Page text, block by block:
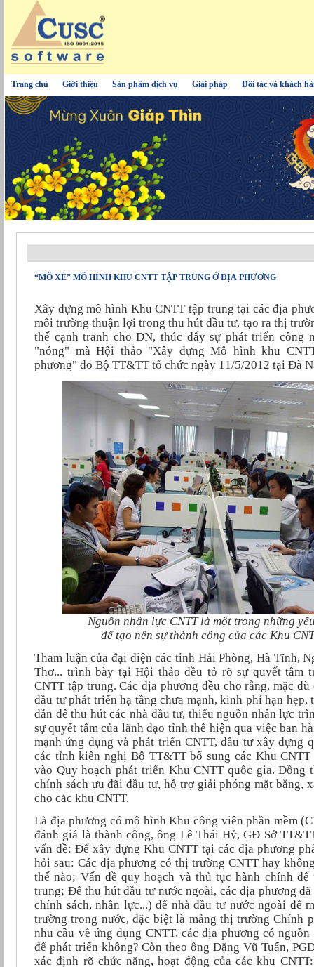
Trang chủ Giới thiệu Sản phẩm dịch vụ Giải pháp Đối tác và khách
“MỔ XẺ” MÔ HÌNH KHU CNTT TẬP TRUNG Ở ĐỊA PHƯƠNG
Xây dựng mô hình Khu CNTT tập trung tại các địa
môi trường thuận lợi trong thu hút đầu tư, tạo ra thị
thế cạnh tranh cho DN, thúc đẩy sự phát triển công
"nóng" mà Hội thảo "Xây dựng Mô hình khu
phương" do Bộ TT&TT tổ chức ngày 11/5/2012 tại Đà
Nguồn nhân lực CNTT là một trong những
để tạo nên sự thành công của các Khu
Tham luận của đại diện các tỉnh Hải Phòng, Hà Tĩnh,
Thơ... trình bày tại Hội thảo đều tỏ rõ sự quyết tâm
CNTT tập trung. Các địa phương đều cho rằng, mặc
đầu tư phát triển hạ tầng chưa mạnh, kinh phí hạn hẹp,
dẫn để thu hút các nhà đầu tư, thiếu nguồn nhân lực
sự quyết tâm của lãnh đạo tỉnh thể hiện qua việc ban
mạnh ứng dụng và phát triển CNTT, đầu tư xây dựng
các tỉnh kiến nghị Bộ TT&TT bổ sung các Khu
vào Quy hoạch phát triển Khu CNTT quốc gia. Đồng
chính sách ưu đãi đầu tư, hỗ trợ giải phóng mặt bằng,
cho các khu CNTT.
Là địa phương có mô hình Khu công viên phần mềm
đánh giá là thành công, ông Lê Thái Hỷ, GĐ Sở
vấn đề: Để xây dựng Khu CNTT tại các địa phương
hỏi sau: Các địa phương có thị trường CNTT hay
thế nào; Vấn đề quy hoạch và thủ tục hành chính
trung; Để thu hút đầu tư nước ngoài, các địa phương
chính sách, nhân lực...) để nhà đầu tư nước ngoài để
trường trong nước, đặc biệt là mảng thị trường Chính
nhu cầu về ứng dụng CNTT, các địa phương có
để phát triển không? Còn theo ông Đặng Vũ Tuấn,
xác định rõ chức năng, hoạt động của các khu